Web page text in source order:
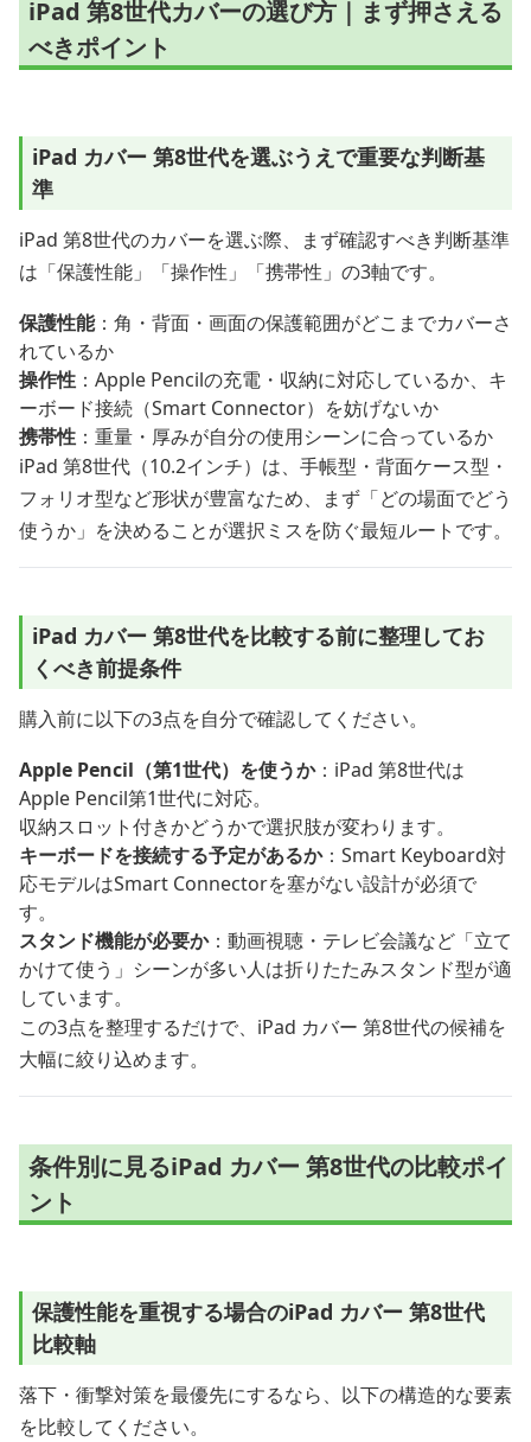
iPad 第8世代カバーの選び方｜まず押さえる
べきポイント
iPad カバー 第8世代を選ぶうえで重要な判断基
準
iPad 第8世代のカバーを選ぶ際、まず確認すべき判断基準
は「保護性能」「操作性」「携帯性」の3軸です。
保護性能：角・背面・画面の保護範囲がどこまでカバーさ
れているか
操作性 ：Apple Pencilの充電・収納に対応しているか、キ
ーボード接続（Smart Connector）を妨げないか
携帯性 ：重量・厚みが自分の使用シーンに合っているか
iPad 第8世代（10.2インチ）は、手帳型・背面ケース型・
フォリオ型など形状が豊富なため、まず「どの場面でどう
使うか」を決めることが選択ミスを防ぐ最短ルートです。
iPad カバー 第8世代を比較する前に整理してお
くべき前提条件
購入前に以下の3点を自分で確認してください。
Apple Pencil（第1世代）を使うか：iPad 第8世代は
Apple Pencil第1世代に対応。
収納スロット付きかどうかで選択肢が変わります。
キーボードを接続する予定があるか：Smart Keyboard対
応モデルはSmart Connectorを塞がない設計が必須で
す。
スタンド機能が必要か：動画視聴・テレビ会議など「立て
かけて使う」シーンが多い人は折りたたみスタンド型が適
しています。
この3点を整理するだけで、iPad カバー 第8世代の候補を
大幅に絞り込めます。
条件別に見るiPad カバー 第8世代の比較ポイ
ント
保護性能を重視する場合のiPad カバー 第8世代
比較軸
落下・衝撃対策を最優先にするなら、以下の構造的な要素
を比較してください。